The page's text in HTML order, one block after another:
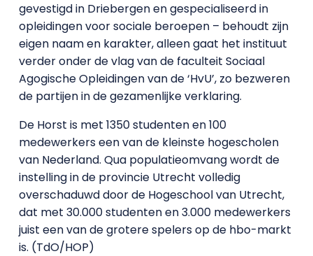
gevestigd in Driebergen en gespecialiseerd in
opleidingen voor sociale beroepen – behoudt zijn
eigen naam en karakter, alleen gaat het instituut
verder onder de vlag van de faculteit Sociaal
Agogische Opleidingen van de ‘HvU’, zo bezweren
de partijen in de gezamenlijke verklaring.
De Horst is met 1350 studenten en 100
medewerkers een van de kleinste hogescholen
van Nederland. Qua populatieomvang wordt de
instelling in de provincie Utrecht volledig
overschaduwd door de Hogeschool van Utrecht,
dat met 30.000 studenten en 3.000 medewerkers
juist een van de grotere spelers op de hbo-markt
is. (TdO/HOP)